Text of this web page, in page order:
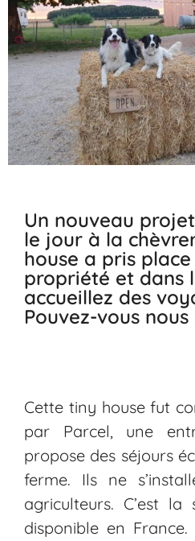
Un nouveau
le jour à la
house a pris
propriété et dans
accueillez des
Pouvez-vous
Cette tiny house fut
par Parcel, une
propose des séjours
ferme. Ils ne
agriculteurs. C’est la
disponible en